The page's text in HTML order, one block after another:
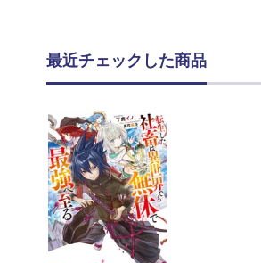
最近チェックした商品